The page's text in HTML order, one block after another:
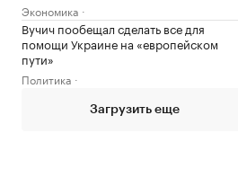
Экономика
Вучич пообещал сделать все для
помощи Украине на «европейском
пути»
Политика
Загрузить еще